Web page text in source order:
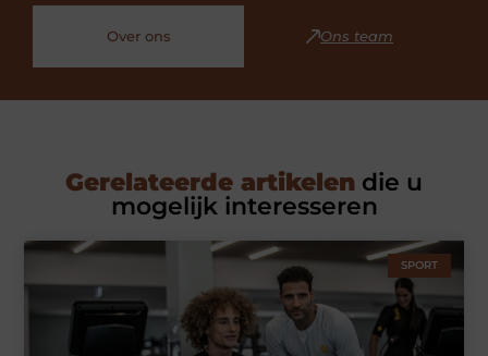
Over ons Ons team
Gerelateerde artikelen die u
mogelijk interesseren
SPORT